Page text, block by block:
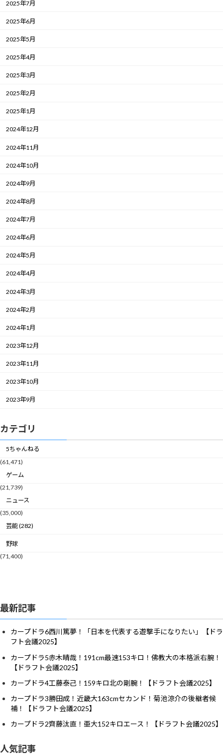
2025年7月
2025年6月
2025年5月
2025年4月
2025年3月
2025年2月
2025年1月
2024年12月
2024年11月
2024年10月
2024年9月
2024年8月
2024年7月
2024年6月
2024年5月
2024年4月
2024年3月
2024年2月
2024年1月
2023年12月
2023年11月
2023年10月
2023年9月
カテゴリ
5ちゃんねる
(61,471)
ゲーム
(21,739)
ニュース
(35,000)
芸能 (282)
野球
(71,400)
最新記事
カープドラ6西川篤夢！「日本を代表する遊撃手になりたい」【ドラ
フト会議2025】
カープドラ5赤木晴哉！191cm最速153キロ！佛教大の本格派右腕！
【ドラフト会議2025】
カープドラ4工藤泰己！159キロ北の剛腕！【ドラフト会議2025】
カープドラ3勝田成！近畿大163cmセカンド！菊池涼介の後継者候
補！【ドラフト会議2025】
カープドラ2齊藤汰直！亜大152キロエース！【ドラフト会議2025】
人気記事